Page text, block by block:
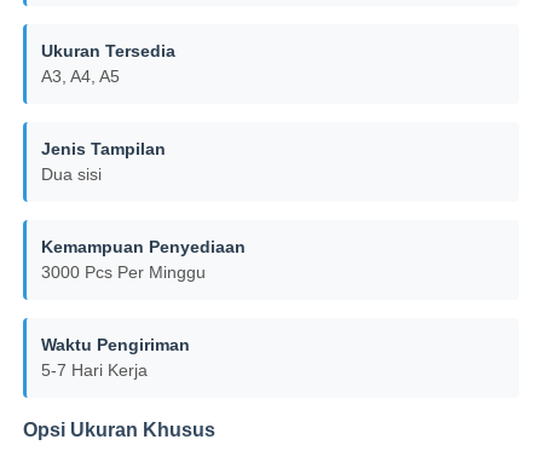
Kontrol kualitas
Semua Kasus
Blog
Quote request suatu
Ukuran Tersedia
A3, A4, A5
Jenis Tampilan
Dua sisi
Kemampuan Penyediaan
3000 Pcs Per Minggu
Waktu Pengiriman
5-7 Hari Kerja
Opsi Ukuran Khusus